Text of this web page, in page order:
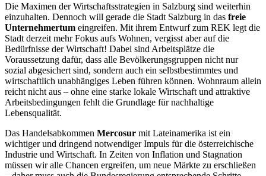
Die Maximen der Wirtschaftsstrategien in Salzburg sind weiterhin
einzuhalten. Dennoch will gerade die Stadt Salzburg in das freie
Unternehmertum eingreifen. Mit ihrem Entwurf zum REK legt die
Stadt derzeit mehr Fokus aufs Wohnen, vergisst aber auf die
Bedürfnisse der Wirtschaft! Dabei sind Arbeitsplätze die
Voraussetzung dafür, dass alle Bevölkerungsgruppen nicht nur
sozial abgesichert sind, sondern auch ein selbstbestimmtes und
wirtschaftlich unabhängiges Leben führen können. Wohnraum allein
reicht nicht aus – ohne eine starke lokale Wirtschaft und attraktive
Arbeitsbedingungen fehlt die Grundlage für nachhaltige
Lebensqualität.
Das Handelsabkommen Mercosur mit Lateinamerika ist ein
wichtiger und dringend notwendiger Impuls für die österreichische
Industrie und Wirtschaft. In Zeiten von Inflation und Stagnation
müssen wir alle Chancen ergreifen, um neue Märkte zu erschließen